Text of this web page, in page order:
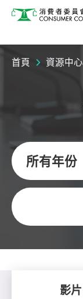
消費者委員會
首頁 資源中心
所有年份
關鍵字
影片